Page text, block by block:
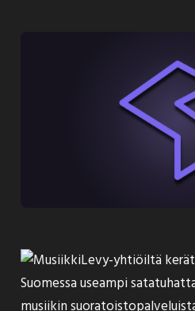
Levy-yhtiöiltä
Suomessa useampi
musiikin